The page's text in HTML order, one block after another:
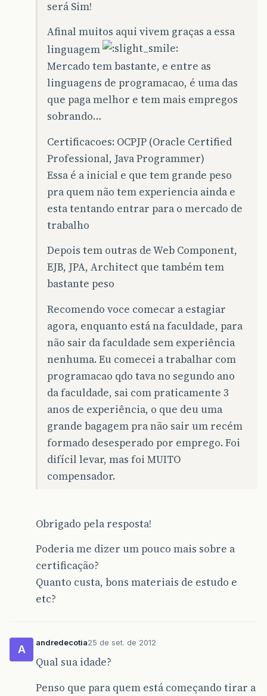
será Sim!
Afinal muitos aqui vivem graças a essa
linguagem
Mercado tem bastante, e entre as
linguagens de programacao, é uma das
que paga melhor e tem mais empregos
sobrando…
Certificacoes: OCPJP (Oracle Certified
Professional, Java Programmer)
Essa é a inicial e que tem grande peso
pra quem não tem experiencia ainda e
esta tentando entrar para o mercado de
trabalho
Depois tem outras de Web Component,
EJB, JPA, Architect que também tem
bastante peso
Recomendo voce comecar a estagiar
agora, enquanto está na faculdade, para
não sair da faculdade sem experiência
nenhuma. Eu comecei a trabalhar com
programacao qdo tava no segundo ano
da faculdade, sai com praticamente 3
anos de experiência, o que deu uma
grande bagagem pra não sair um recém
formado desesperado por emprego. Foi
difícil levar, mas foi MUITO
compensador.
Obrigado pela resposta!
Poderia me dizer um pouco mais sobre a
certificação?
Quanto custa, bons materiais de estudo e
etc?
A
andredecotia25 de set. de 2012
Qual sua idade?
Penso que para quem está começando tirar a